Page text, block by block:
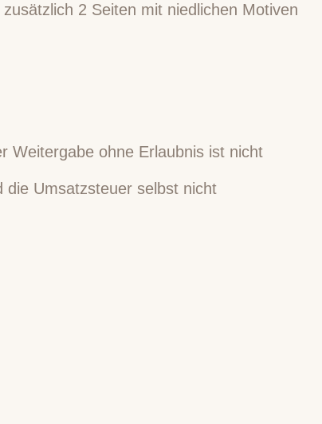
2 Seiten mit niedlichen Motiven
Weitergabe ohne Erlaubnis ist nicht
die Umsatzsteuer selbst nicht